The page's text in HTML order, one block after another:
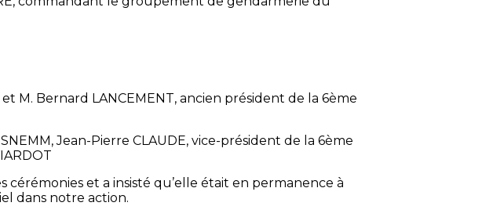
M. Bernard LANCEMENT, ancien président de la 6ème
Jean-Pierre CLAUDE, vice-président de la 6ème
cérémonies et a insisté qu’elle était en permanence à
dans notre action.